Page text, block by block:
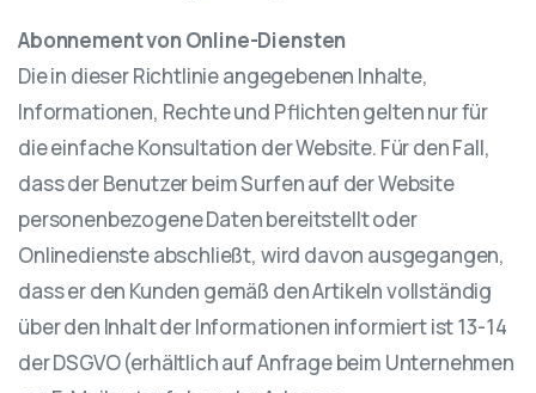
Abonnement von Online-Diensten
Die in dieser Richtlinie angegebenen Inhalte,
Informationen, Rechte und Pflichten gelten nur für
die einfache Konsultation der Website. Für den Fall,
dass der Benutzer beim Surfen auf der Website
personenbezogene Daten bereitstellt oder
Onlinedienste abschließt, wird davon ausgegangen,
dass er den Kunden gemäß den Artikeln vollständig
über den Inhalt der Informationen informiert ist 13-14
der DSGVO (erhältlich auf Anfrage beim Unternehmen